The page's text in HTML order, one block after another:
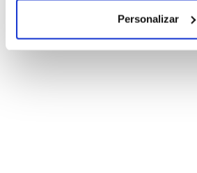
Personalizar